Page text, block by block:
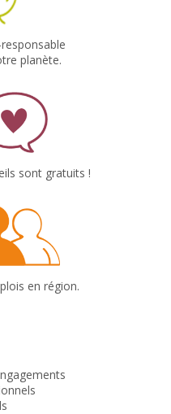
planète.
sont gratuits !
en région.